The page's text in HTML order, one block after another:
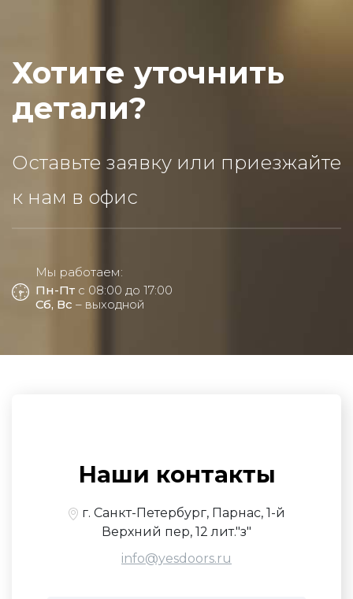
Хотите уточнить
детали?
Оставьте заявку или приезжайте
к нам в офис
Мы работаем:
Пн-Пт с 08:00 до 17:00
Сб, Вс – выходной
Наши контакты
г. Санкт-Петербург, Парнас, 1-й
Верхний пер, 12 лит."з"
info@yesdoors.ru